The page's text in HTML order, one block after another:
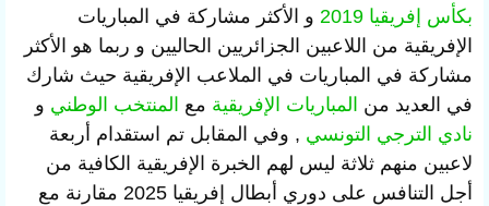
بكأس إفريقيا 2019
و الأكثر مشاركة في المباريات
الإفريقية من اللاعبين الجزائريين الحاليين و ربما هو الأكثر
مشاركة في المباريات في الملاعب الإفريقية حيث شارك
في العديد من المباريات الإفريقية مع المنتخب الوطني و
نادي الترجي التونسي , وفي المقابل تم استقدام أربعة
لاعبين منهم ثلاثة ليس لهم الخبرة الإفريقية الكافية من
أجل التنافس على دوري أبطال إفريقيا 2025 مقارنة مع